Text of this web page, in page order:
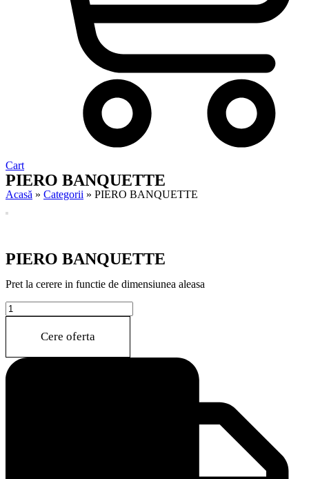
Cart
PIERO BANQUETTE
Acasă » Categorii » PIERO BANQUETTE
PIERO BANQUETTE
Pret la cerere in functie de dimensiunea aleasa
PIERO
BANQUETTE
Cere oferta